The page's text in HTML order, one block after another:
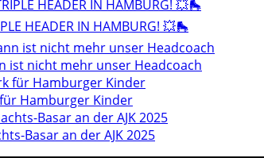
HEADER IN HAMBURG! 💥🛼
ist nicht mehr unser Headcoach
Hamburger Kinder
Basar an der AJK 2025